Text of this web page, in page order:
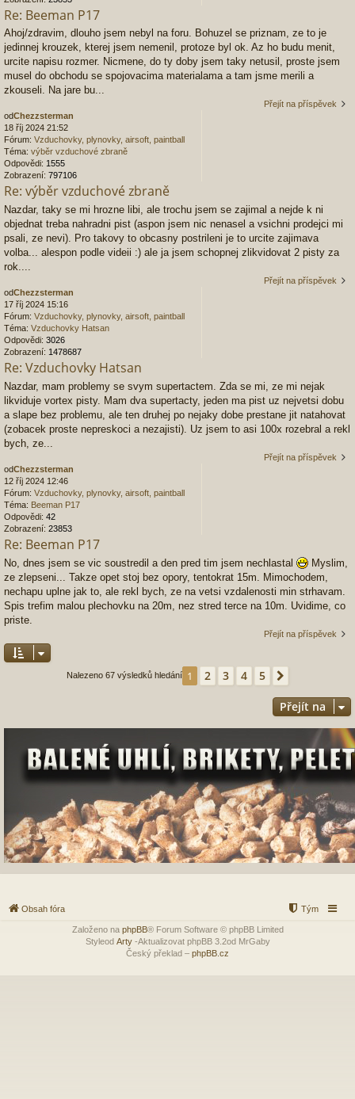
Re: Beeman P17
Ahoj/zdravim, dlouho jsem nebyl na foru. Bohuzel se priznam, ze to je
jedinnej krouzek, kterej jsem nemenil, protoze byl ok. Az ho budu menit,
urcite napisu rozmer. Nicmene, do ty doby jsem taky netusil, proste jsem
musel do obchodu se spojovacima materialama a tam jsme merili a
zkouseli. Na jare bu...
Přejít na příspěvek
odChezzsterman
18 říj 2024 21:52
Fórum: Vzduchovky, plynovky, airsoft, paintball
Téma: výběr vzduchové zbraně
Odpovědi: 1555
Zobrazení: 797106
Re: výběr vzduchové zbraně
Nazdar, taky se mi hrozne libi, ale trochu jsem se zajimal a nejde k ni
objednat treba nahradni pist (aspon jsem nic nenasel a vsichni prodejci mi
psali, ze nevi). Pro takovy to obcasny postrileni je to urcite zajimava
volba... alespon podle videii :) ale ja jsem schopnej zlikvidovat 2 pisty za
rok....
Přejít na příspěvek
odChezzsterman
17 říj 2024 15:16
Fórum: Vzduchovky, plynovky, airsoft, paintball
Téma: Vzduchovky Hatsan
Odpovědi: 3026
Zobrazení: 1478687
Re: Vzduchovky Hatsan
Nazdar, mam problemy se svym supertactem. Zda se mi, ze mi nejak
likviduje vortex pisty. Mam dva supertacty, jeden ma pist uz nejvetsi dobu
a slape bez problemu, ale ten druhej po nejaky dobe prestane jit natahovat
(zobacek proste nepreskoci a nezajisti). Uz jsem to asi 100x rozebral a rekl
bych, ze...
Přejít na příspěvek
odChezzsterman
12 říj 2024 12:46
Fórum: Vzduchovky, plynovky, airsoft, paintball
Téma: Beeman P17
Odpovědi: 42
Zobrazení: 23853
Re: Beeman P17
No, dnes jsem se vic soustredil a den pred tim jsem nechlastal
Myslim,
ze zlepseni... Takze opet stoj bez opory, tentokrat 15m. Mimochodem,
nechapu uplne jak to, ale rekl bych, ze na vetsi vzdalenosti min strhavam.
Spis trefim malou plechovku na 20m, nez stred terce na 10m. Uvidime, co
priste.
Přejít na příspěvek
Nalezeno 67 výsledků hledání 1 2 3 4 5
Přejít na
Obsah fóra Tým
Založeno na phpBB® Forum Software © phpBB Limited
Styleod Arty-Aktualizovat phpBB 3.2od MrGaby
Český překlad – phpBB.cz